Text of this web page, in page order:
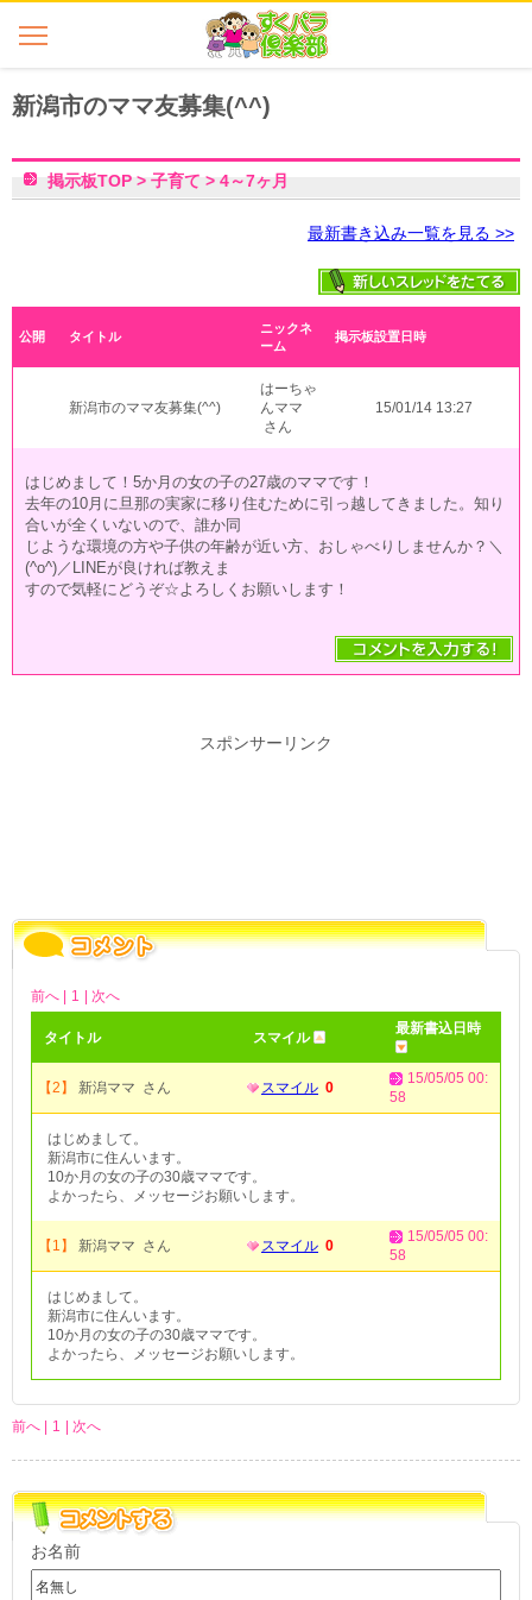
新潟市のママ友募集(^^)
最新書き込み一覧を見る >>
掲示板TOP > 子育て > 4～7ヶ月
公開 タイトル
ニックネ
ーム
掲示板設置日時
新潟市のママ友募集(^^)
はーちゃ
んママ
さん
15/01/14 13:27
はじめまして！5か月の女の子の27歳のママです！
去年の10月に旦那の実家に移り住むために引っ越してきました。知り
合いが全くいないので、誰か同
じような環境の方や子供の年齢が近い方、おしゃべりしませんか？＼
(^o^)／LINEが良ければ教えま
すので気軽にどうぞ☆よろしくお願いします！
スポンサーリンク
前へ | 1 | 次へ
タイトル スマイル
最新書込日時
【2】 新潟ママ さん スマイル 0
15/05/05 00:
58
はじめまして。
新潟市に住んいます。
10か月の女の子の30歳ママです。
よかったら、メッセージお願いします。
【1】 新潟ママ さん スマイル 0
15/05/05 00:
58
はじめまして。
新潟市に住んいます。
10か月の女の子の30歳ママです。
よかったら、メッセージお願いします。
前へ | 1 | 次へ
お名前